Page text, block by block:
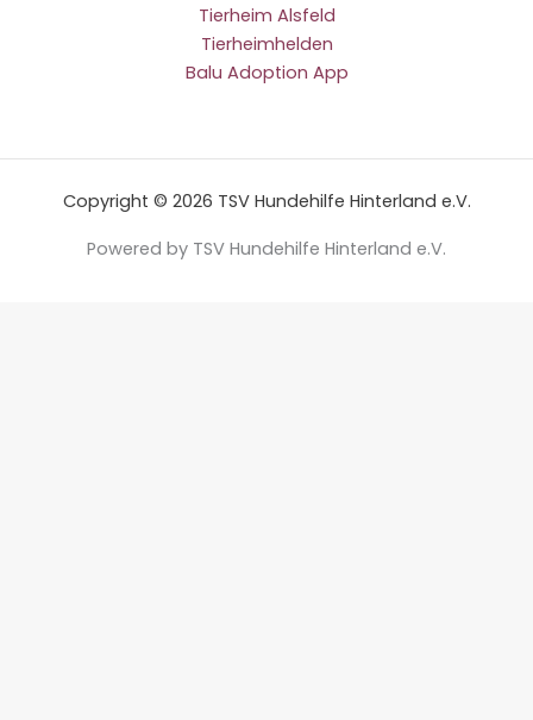
Tierheim Alsfeld
Tierheimhelden
Balu Adoption App
Copyright © 2026 TSV Hundehilfe Hinterland e.V.
Powered by TSV Hundehilfe Hinterland e.V.